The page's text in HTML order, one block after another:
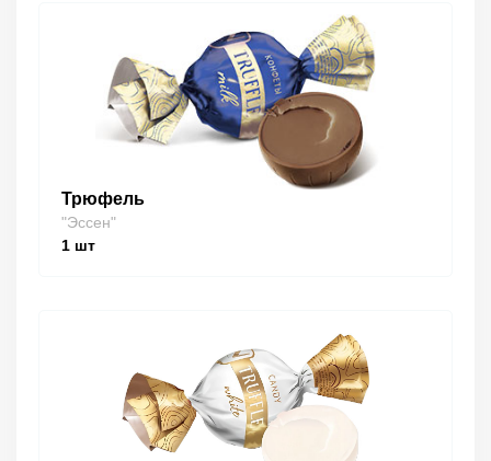
Трюфель
"Эссен"
1 шт